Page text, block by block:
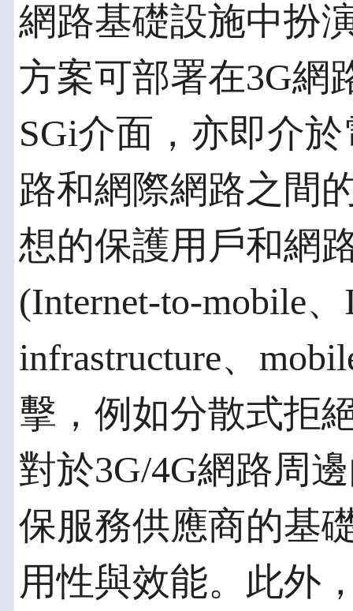
網路基礎設施中扮
方案可部署在3G網
SGi介面，亦即介
路和網際網路之間
想的保護用戶和網
(Internet-to-mobile
infrastructure、
擊，例如分散式拒
對於3G/4G網路周
保服務供應商的基
用性與效能。此外